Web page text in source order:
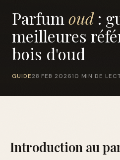
Parfum oud:
meilleures
bois d'oud
GUIDE 28 FEB 202610 MIN DE
Introduction au